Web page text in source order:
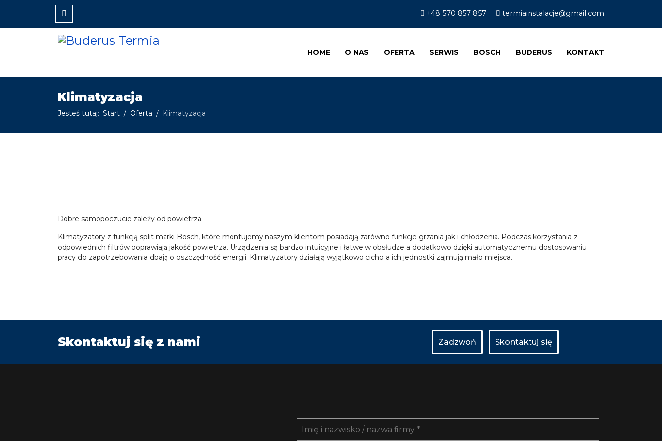
+48 570 857 857 termiainstalacje@gmail.com
HOME O NAS OFERTA SERWIS BOSCH BUDERUS KONTAKT
Klimatyzacja
Jesteś tutaj: Start Oferta Klimatyzacja
Dobre samopoczucie zależy od powietrza.
Klimatyzatory z funkcją split marki Bosch, które montujemy naszym klientom posiadają zarówno funkcje grzania jak i chłodzenia. Podczas korzystania z
odpowiednich filtrów poprawiają jakość powietrza. Urządzenia są bardzo intuicyjne i łatwe w obsłudze a dodatkowo dzięki automatycznemu dostosowaniu
pracy do zapotrzebowania dbają o oszczędność energii. Klimatyzatory działają wyjątkowo cicho a ich jednostki zajmują mało miejsca.
Skontaktuj się z nami Zadzwoń Skontaktuj się